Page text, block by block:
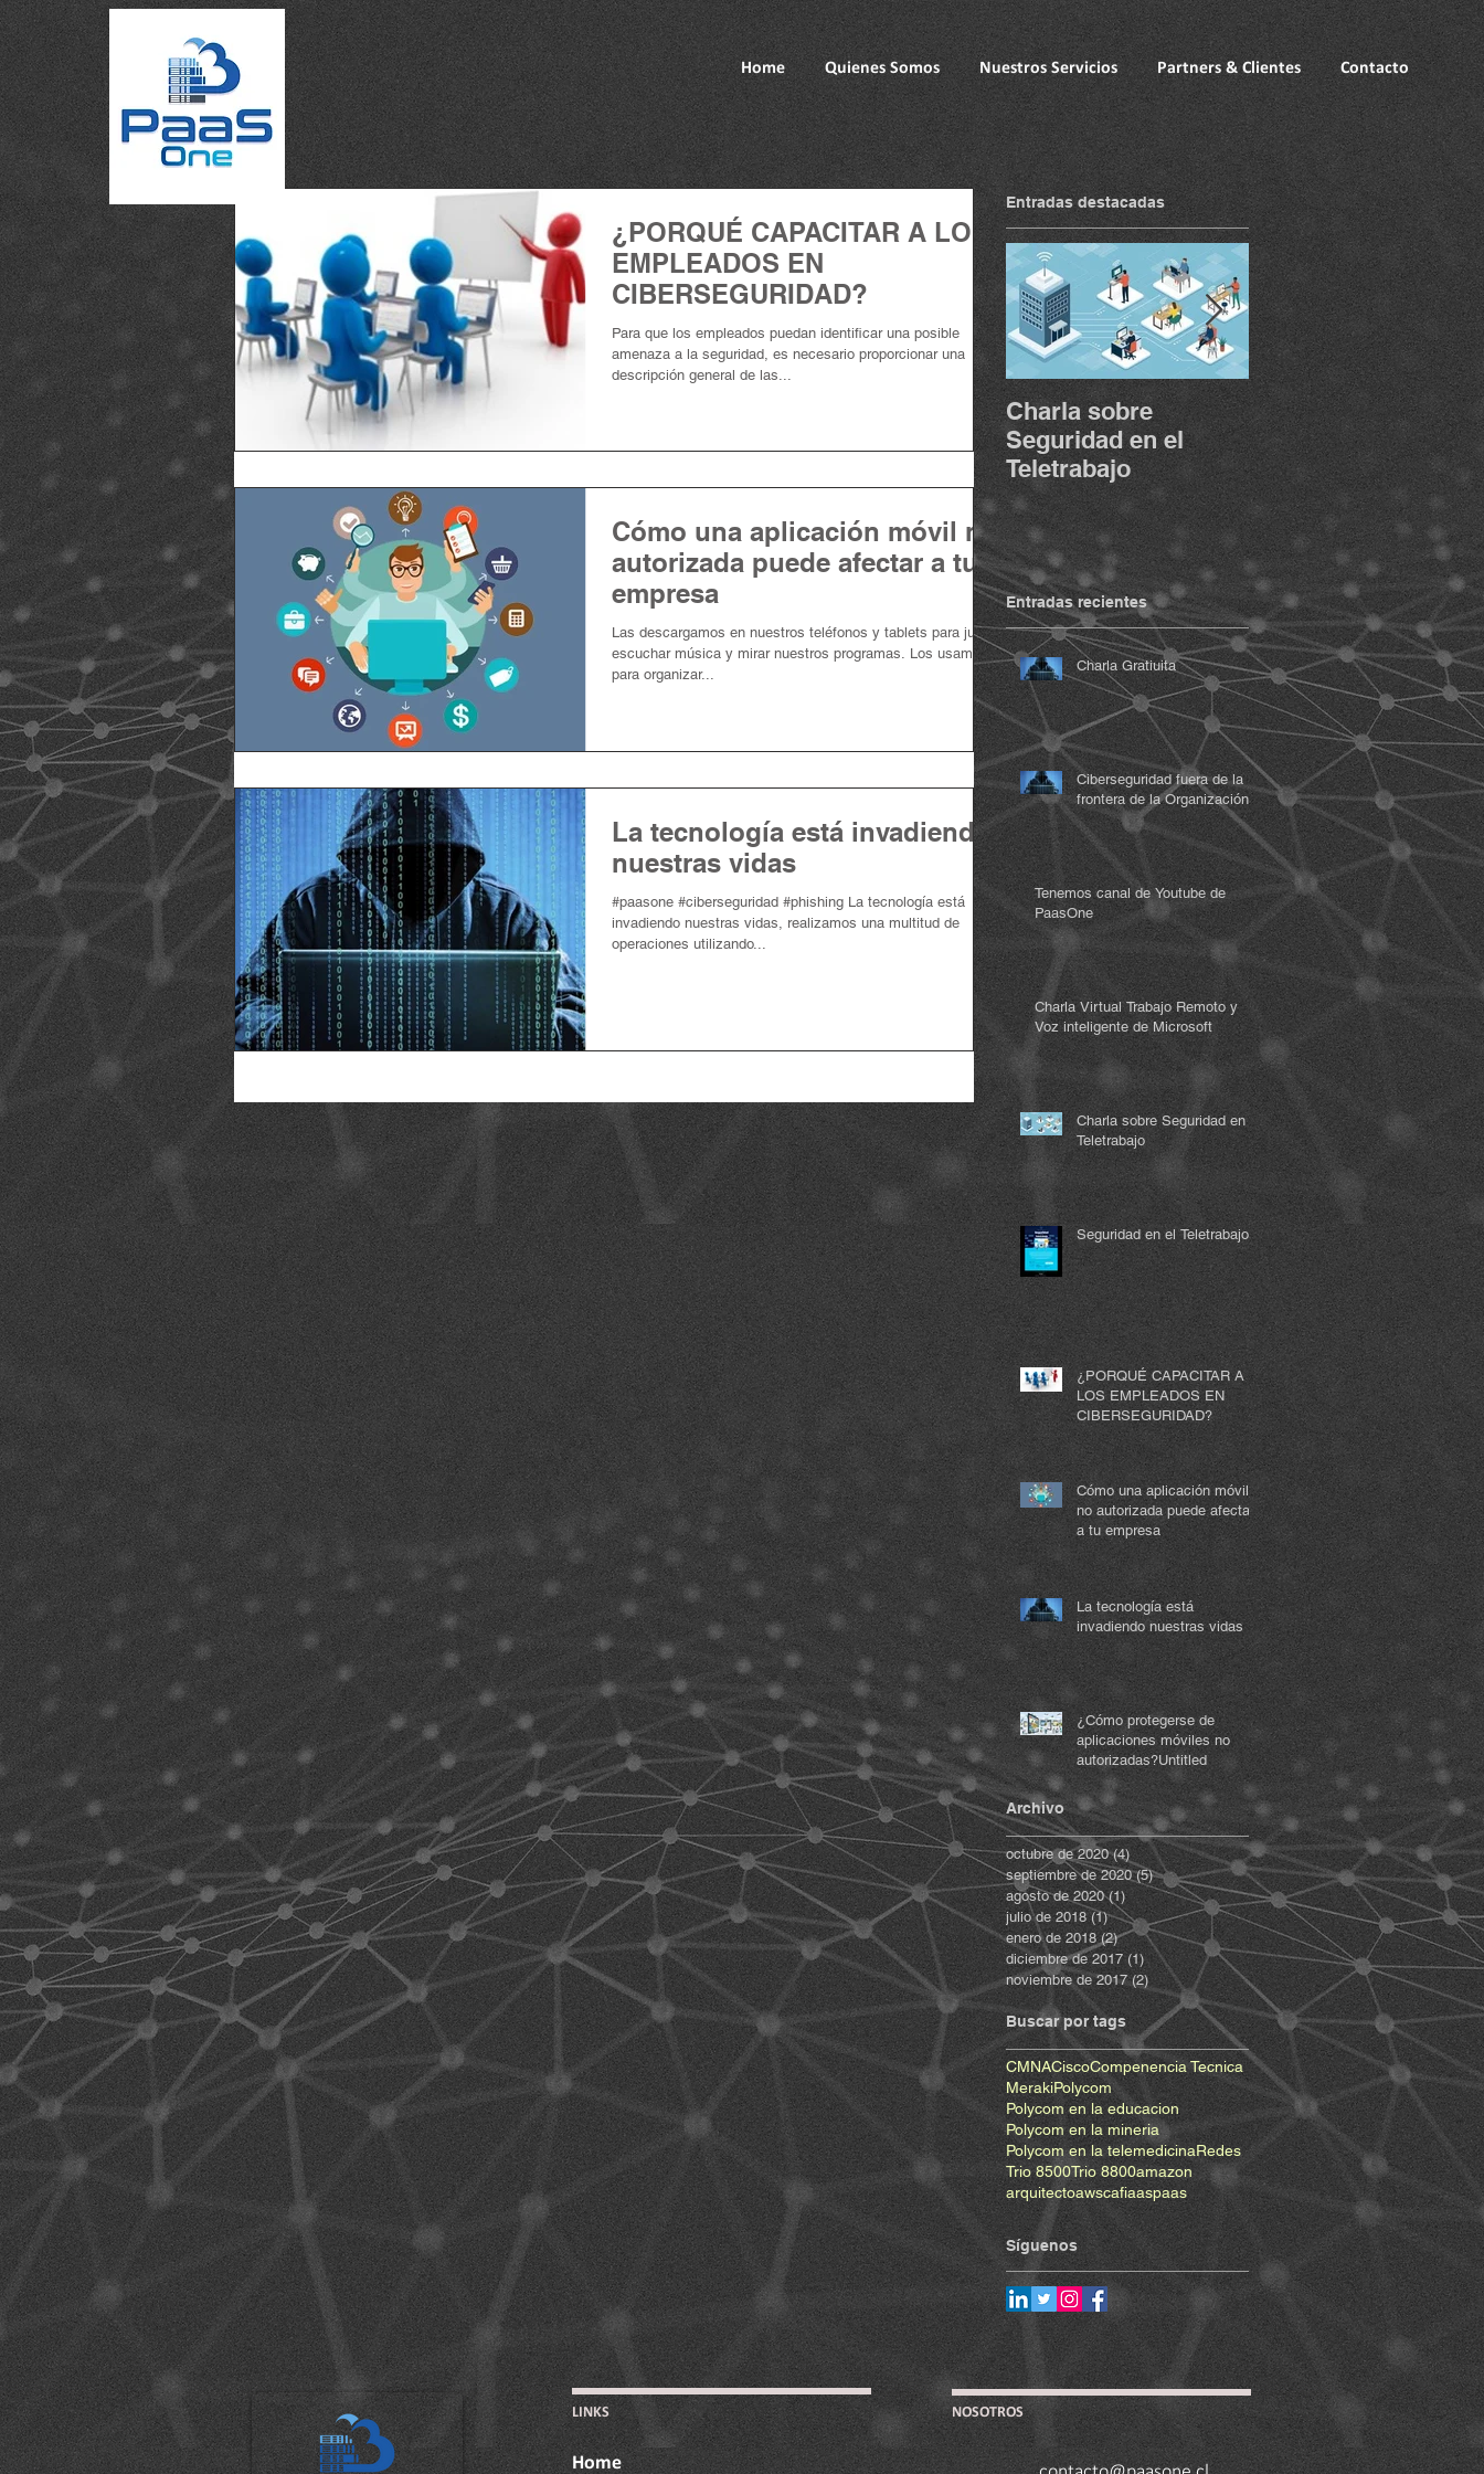
Home Quienes Somos Nuestros Servicios Partners & Clientes Contacto
¿PORQUÉ CAPACITAR A LOS
EMPLEADOS EN
CIBERSEGURIDAD?
Para que los empleados puedan identificar una posible
amenaza a la seguridad, es necesario proporcionar una
descripción general de las...
Cómo una aplicación móvil no
autorizada puede afectar a tu
empresa
Las descargamos en nuestros teléfonos y tablets para jugar,
escuchar música y mirar nuestros programas. Los usamos
para organizar...
La tecnología está invadiendo
nuestras vidas
#paasone #ciberseguridad #phishing La tecnología está
invadiendo nuestras vidas, realizamos una multitud de
operaciones utilizando...
Entradas destacadas
Charla sobre
Seguridad en el
Teletrabajo
Seguridad en el
Teletrabajo
Entradas recientes
Charla Gratiuita
Ciberseguridad fuera de la
frontera de la Organización
Tenemos canal de Youtube de
PaasOne
Charla Virtual Trabajo Remoto y
Voz inteligente de Microsoft
Charla sobre Seguridad en el
Teletrabajo
Seguridad en el Teletrabajo
¿PORQUÉ CAPACITAR A
LOS EMPLEADOS EN
CIBERSEGURIDAD?
Cómo una aplicación móvil
no autorizada puede afectar
a tu empresa
La tecnología está
invadiendo nuestras vidas
¿Cómo protegerse de
aplicaciones móviles no
autorizadas?Untitled
Archivo
octubre de 2020 (4) 4 entradas
septiembre de 2020 (5)5 entradas
agosto de 2020 (1)1 entrada
julio de 2018 (1)1 entrada
enero de 2018 (2)2 entradas
diciembre de 2017 (1) 1 entrada
noviembre de 2017 (2) 2 entradas
Buscar por tags
CMNACiscoCompenencia Tecnica
MerakiPolycom
Polycom en la educacion
Polycom en la mineria
Polycom en la telemedicinaRedes
Trio 8500Trio 8800amazon
arquitectoawscafiaaspaas
Síguenos
LINKS
Home
NOSOTROS